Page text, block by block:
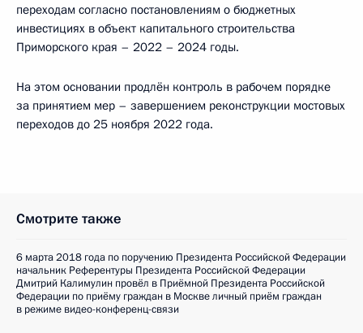
переходам согласно постановлениям о бюджетных
инвестициях в объект капитального строительства
Приморского края – 2022 – 2024 годы.
На этом основании продлён контроль в рабочем порядке
за принятием мер – завершением реконструкции мостовых
переходов до 25 ноября 2022 года.
Смотрите также
6 марта 2018 года по поручению Президента Российской Федерации
начальник Референтуры Президента Российской Федерации
Дмитрий Калимулин провёл в Приёмной Президента Российской
Федерации по приёму граждан в Москве личный приём граждан
в режиме видео-конференц-связи